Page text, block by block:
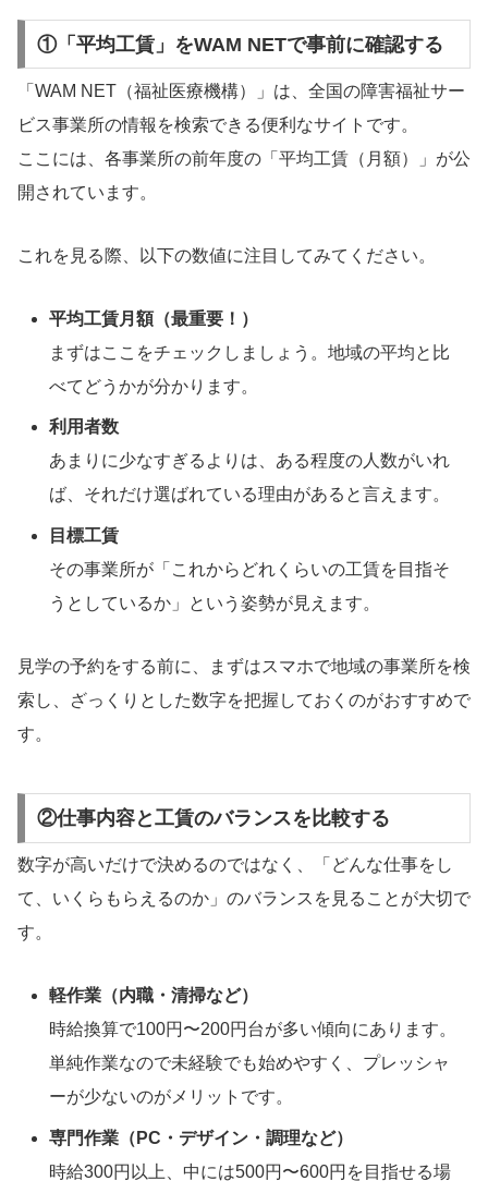
①「平均工賃」をWAM NETで事前に確認する
「WAM NET（福祉医療機構）」は、全国の障害福祉サー
ビス事業所の情報を検索できる便利なサイトです。
ここには、各事業所の前年度の「平均工賃（月額）」が公
開されています。
これを見る際、以下の数値に注目してみてください。
平均工賃月額（最重要！）
まずはここをチェックしましょう。地域の平均と比
べてどうかが分かります。
利用者数
あまりに少なすぎるよりは、ある程度の人数がいれ
ば、それだけ選ばれている理由があると言えます。
目標工賃
その事業所が「これからどれくらいの工賃を目指そ
うとしているか」という姿勢が見えます。
見学の予約をする前に、まずはスマホで地域の事業所を検
索し、ざっくりとした数字を把握しておくのがおすすめで
す。
②仕事内容と工賃のバランスを比較する
数字が高いだけで決めるのではなく、「どんな仕事をし
て、いくらもらえるのか」のバランスを見ることが大切で
す。
軽作業（内職・清掃など）
時給換算で100円〜200円台が多い傾向にあります。
単純作業なので未経験でも始めやすく、プレッシャ
ーが少ないのがメリットです。
専門作業（PC・デザイン・調理など）
時給300円以上、中には500円〜600円を目指せる場